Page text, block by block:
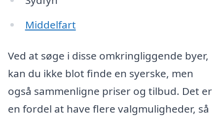
Middelfart
Ved at søge i disse omkringliggende byer,
kan du ikke blot finde en syerske, men
også sammenligne priser og tilbud. Det er
en fordel at have flere valgmuligheder, så